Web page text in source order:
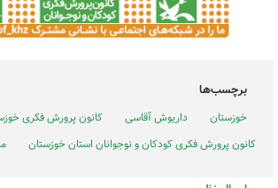
برچسب‌ها
خوزستان داریوش آقاسی
کانون پرورش فکری
کانون پرورش فکری کودکان و نوجوانان استان خوزستان